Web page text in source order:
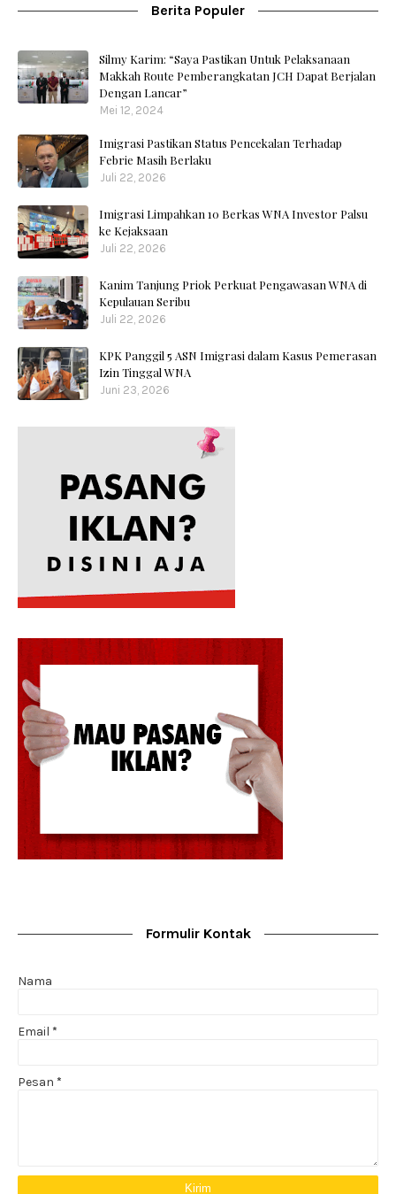
Berita Populer
Silmy Karim: “Saya Pastikan Untuk Pelaksanaan
Makkah Route Pemberangkatan JCH Dapat Berjalan
Dengan Lancar”
Mei 12, 2024
Imigrasi Pastikan Status Pencekalan Terhadap
Febrie Masih Berlaku
Juli 22, 2026
Imigrasi Limpahkan 10 Berkas WNA Investor Palsu
ke Kejaksaan
Juli 22, 2026
Kanim Tanjung Priok Perkuat Pengawasan WNA di
Kepulauan Seribu
Juli 22, 2026
KPK Panggil 5 ASN Imigrasi dalam Kasus Pemerasan
Izin Tinggal WNA
Juni 23, 2026
Formulir Kontak
Nama
Email *
Pesan *